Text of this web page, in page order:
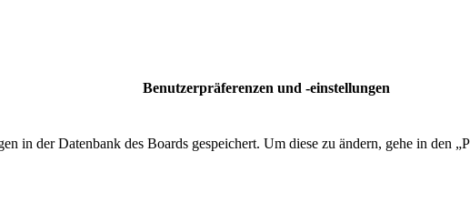
Benutzerpräferenzen und -einstellungen
in der Datenbank des Boards gespeichert. Um diese zu ändern, gehe in den